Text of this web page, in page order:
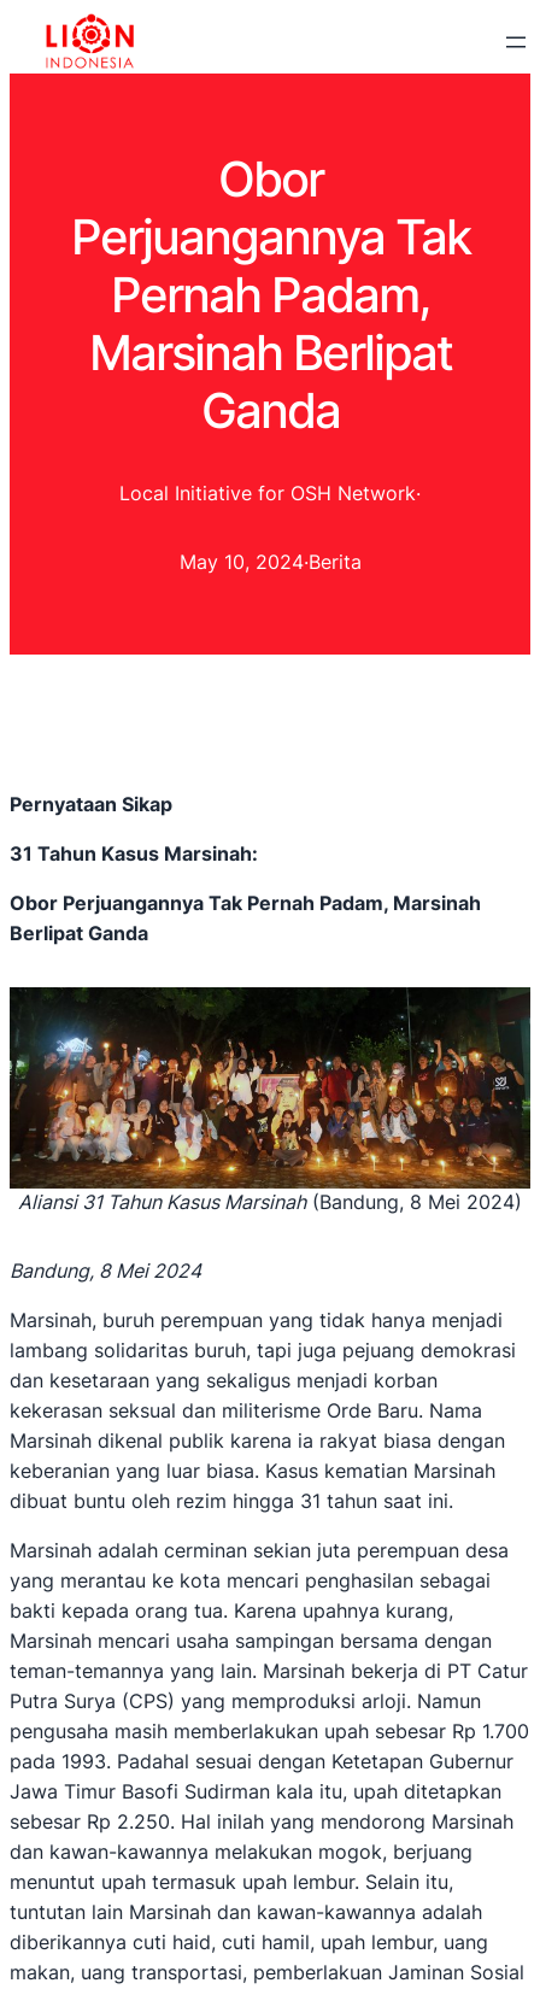
Obor
Perjuangannya Tak
Pernah Padam,
Marsinah Berlipat
Ganda
Local Initiative for OSH Network·
May 10, 2024·Berita
Pernyataan Sikap
31 Tahun Kasus Marsinah:
Obor Perjuangannya Tak Pernah Padam, Marsinah
Berlipat Ganda
Aliansi 31 Tahun Kasus Marsinah(Bandung, 8 Mei 2024)
Bandung, 8 Mei 2024
Marsinah, buruh perempuan yang tidak hanya menjadi
lambang solidaritas buruh, tapi juga pejuang demokrasi
dan kesetaraan yang sekaligus menjadi korban
kekerasan seksual dan militerisme Orde Baru. Nama
Marsinah dikenal publik karena ia rakyat biasa dengan
keberanian yang luar biasa. Kasus kematian Marsinah
dibuat buntu oleh rezim hingga 31 tahun saat ini.
Marsinah adalah cerminan sekian juta perempuan desa
yang merantau ke kota mencari penghasilan sebagai
bakti kepada orang tua. Karena upahnya kurang,
Marsinah mencari usaha sampingan bersama dengan
teman-temannya yang lain. Marsinah bekerja di PT Catur
Putra Surya (CPS) yang memproduksi arloji. Namun
pengusaha masih memberlakukan upah sebesar Rp 1.700
pada 1993. Padahal sesuai dengan Ketetapan Gubernur
Jawa Timur Basofi Sudirman kala itu, upah ditetapkan
sebesar Rp 2.250. Hal inilah yang mendorong Marsinah
dan kawan-kawannya melakukan mogok, berjuang
menuntut upah termasuk upah lembur. Selain itu,
tuntutan lain Marsinah dan kawan-kawannya adalah
diberikannya cuti haid, cuti hamil, upah lembur, uang
makan, uang transportasi, pemberlakuan Jaminan Sosial